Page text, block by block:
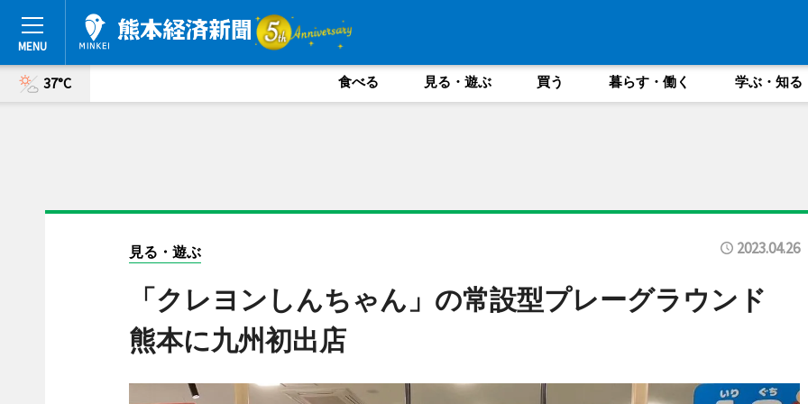
37°C 食べる 見る・遊ぶ 買う 暮らす・働く 学ぶ・知る
見る・遊ぶ 2023.04.26
「クレヨンしんちゃん」の常設型プレーグラウンド
熊本に九州初出店